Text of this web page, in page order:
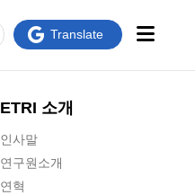
ETRI 소개
인사말
연구원소개
연혁
Translate